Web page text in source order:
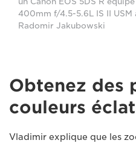
400mm f/4.5-5.6L IS II USM
Radomir Jakubowski
Obtenez des
couleurs
Vladimir explique que les